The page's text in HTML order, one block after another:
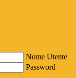
Nome Utente
Password